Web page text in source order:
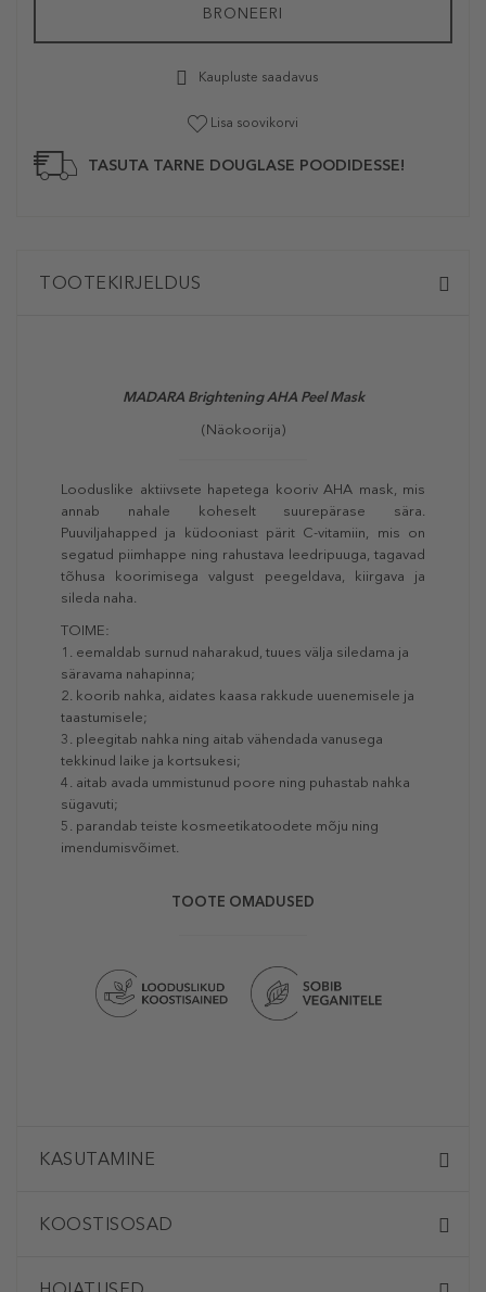
BRONEERI
Kaupluste saadavus
Lisa soovikorvi
TASUTA TARNE DOUGLASE POODIDESSE!
TOOTEKIRJELDUS
MADARA Brightening AHA Peel Mask
(Näokoorija)
Looduslike aktiivsete hapetega kooriv AHA mask, mis
annab nahale koheselt suurepärase sära.
Puuviljahapped ja küdooniast pärit C-vitamiin, mis on
segatud piimhappe ning rahustava leedripuuga, tagavad
tõhusa koorimisega valgust peegeldava, kiirgava ja
sileda naha.
TOIME:
1. eemaldab surnud naharakud, tuues välja siledama ja
säravama nahapinna;
2. koorib nahka, aidates kaasa rakkude uuenemisele ja
taastumisele;
3. pleegitab nahka ning aitab vähendada vanusega
tekkinud laike ja kortsukesi;
4. aitab avada ummistunud poore ning puhastab nahka
sügavuti;
5. parandab teiste kosmeetikatoodete mõju ning
imendumisvõimet.
TOOTE OMADUSED
KASUTAMINE
KOOSTISOSAD